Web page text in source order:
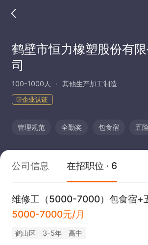
鹤壁市恒力橡塑股份有
司
100-1000人 其他生产加工制造
企业认证
管理规范 全勤奖 包食宿 五险
公司信息 在招职位 · 6
维修工（5000-7000）包食宿+
5000-7000元/月
鹤山区 3-5年 高中